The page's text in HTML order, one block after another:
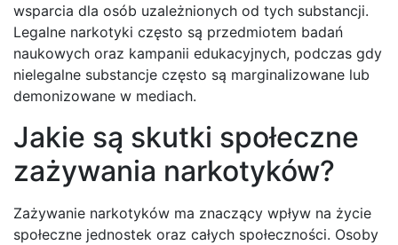
wsparcia dla osób uzależnionych od tych substancji.
Legalne narkotyki często są przedmiotem badań
naukowych oraz kampanii edukacyjnych, podczas gdy
nielegalne substancje często są marginalizowane lub
demonizowane w mediach.
Jakie są skutki społeczne
zażywania narkotyków?
Zażywanie narkotyków ma znaczący wpływ na życie
społeczne jednostek oraz całych społeczności. Osoby